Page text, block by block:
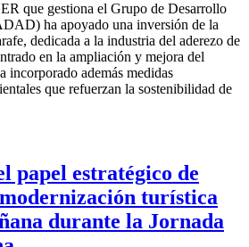
que gestiona el Grupo de Desarrollo
ha apoyado una inversión de la
dedicada a la industria del aderezo de
en la ampliación y mejora del
incorporado además medidas
que refuerzan la sostenibilidad de
papel estratégico de
turística
durante la Jornada